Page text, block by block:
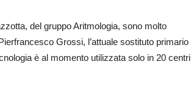
del gruppo Aritmologia, sono molto
Grossi, l’attuale sostituto primario
è al momento utilizzata solo in 20 centri